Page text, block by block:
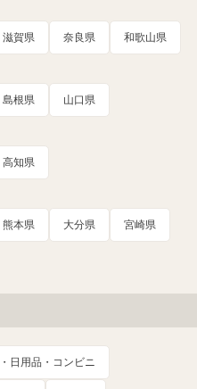
滋賀県 奈良県 和歌山県
島根県 山口県
高知県
熊本県 大分県 宮崎県
日用品・コンビニ